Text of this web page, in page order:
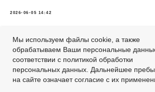
Мы используем файлы cookie, а также
обрабатываем Ваши персональные
соответствии с политикой обработки
персональных данных. Дальнейшее
на сайте означает согласие с их
2026-06-05 14:42